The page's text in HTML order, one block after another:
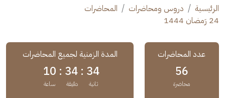
الرئيسية دروس ومحاضرات
المحاضرات
24 رَمضان 1444
عدد المحاضرات
56
محاضرة
المدة الزمنية لجميع المحاضرات
34 :
ثانية
34 :
دقيقة
10
ساعة